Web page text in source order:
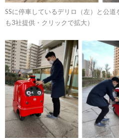
SSに停車しているデリロ（左）と公
も3社提供・クリックで拡大）